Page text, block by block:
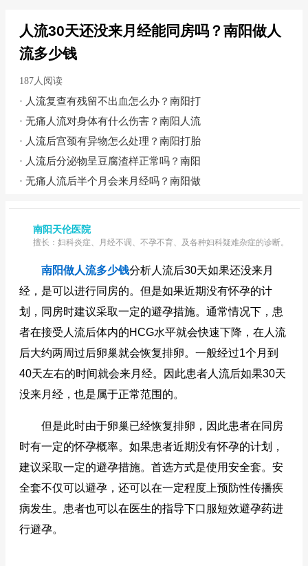
人流30天还没来月经能同房吗？南阳做人
流多少钱
187人阅读
· 人流复查有残留不出血怎么办？南阳打
· 无痛人流对身体有什么伤害？南阳人流
· 人流后宫颈有异物怎么处理？南阳打胎
· 人流后分泌物呈豆腐渣样正常吗？南阳
· 无痛人流后半个月会来月经吗？南阳做
南阳天伦医院
擅长：妇科炎症、月经不调、不孕不育、及各种妇科疑难杂症的诊断。
南阳做人流多少钱分析人流后30天如果还没来月
经，是可以进行同房的。但是如果近期没有怀孕的计
划，同房时建议采取一定的避孕措施。通常情况下，患
者在接受人流后体内的HCG水平就会快速下降，在人流
后大约两周过后卵巢就会恢复排卵。一般经过1个月到
40天左右的时间就会来月经。因此患者人流后如果30天
没来月经，也是属于正常范围的。
但是此时由于卵巢已经恢复排卵，因此患者在同房
时有一定的怀孕概率。如果患者近期没有怀孕的计划，
建议采取一定的避孕措施。首选方式是使用安全套。安
全套不仅可以避孕，还可以在一定程度上预防性传播疾
病发生。患者也可以在医生的指导下口服短效避孕药进
行避孕。